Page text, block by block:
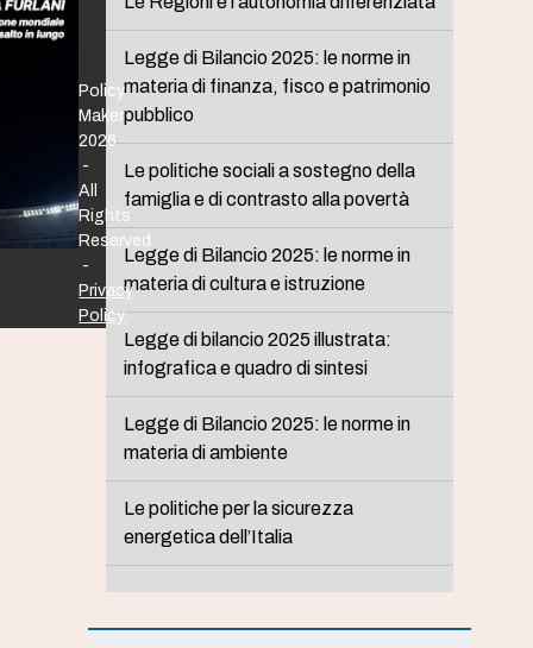
Legge di Bilancio 2025: le norme in
materia di finanza, fisco e patrimonio
pubblico
Le politiche sociali a sostegno della
famiglia e di contrasto alla povertà
Legge di Bilancio 2025: le norme in
materia di cultura e istruzione
Legge di bilancio 2025 illustrata:
infografica e quadro di sintesi
Legge di Bilancio 2025: le norme in
materia di ambiente
Le politiche per la sicurezza
energetica dell’Italia
Policy
Maker
2026
-
All
Rights
Reserved
-
Privacy
Policy